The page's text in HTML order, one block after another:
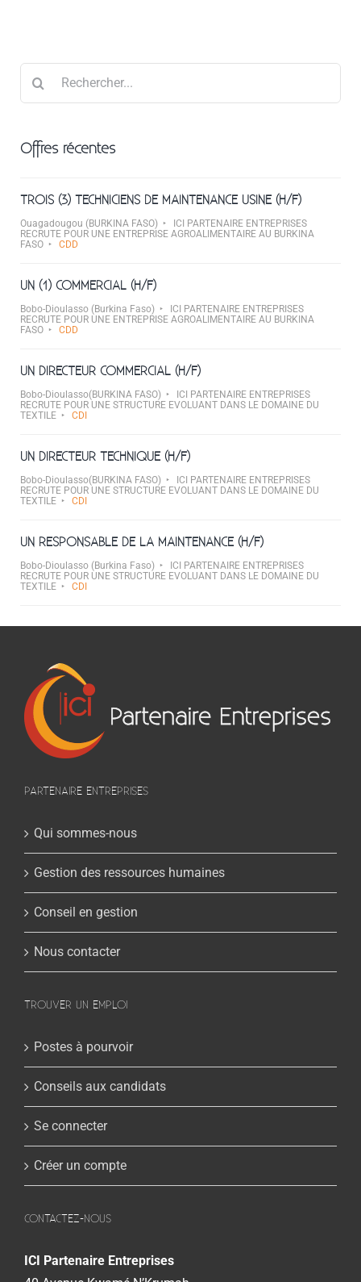
Offres récentes
TROIS (3) TECHNICIENS DE MAINTENANCE USINE (H/F)
Ouagadougou (BURKINA FASO)
ICI PARTENAIRE ENTREPRISES
RECRUTE POUR UNE ENTREPRISE AGROALIMENTAIRE AU BURKINA
FASO
CDD
UN (1) COMMERCIAL (H/F)
Bobo-Dioulasso (Burkina Faso)
ICI PARTENAIRE ENTREPRISES
RECRUTE POUR UNE ENTREPRISE AGROALIMENTAIRE AU BURKINA
FASO
CDD
UN DIRECTEUR COMMERCIAL (H/F)
Bobo-Dioulasso(BURKINA FASO)
ICI PARTENAIRE ENTREPRISES
RECRUTE POUR UNE STRUCTURE EVOLUANT DANS LE DOMAINE DU
TEXTILE
CDI
UN DIRECTEUR TECHNIQUE (H/F)
Bobo-Dioulasso(BURKINA FASO)
ICI PARTENAIRE ENTREPRISES
RECRUTE POUR UNE STRUCTURE EVOLUANT DANS LE DOMAINE DU
TEXTILE
CDI
UN RESPONSABLE DE LA MAINTENANCE (H/F)
Bobo-Dioulasso (Burkina Faso)
ICI PARTENAIRE ENTREPRISES
RECRUTE POUR UNE STRUCTURE EVOLUANT DANS LE DOMAINE DU
TEXTILE
CDI
PARTENAIRE ENTREPRISES
Qui sommes-nous
Gestion des ressources humaines
Conseil en gestion
Nous contacter
TROUVER UN EMPLOI
Postes à pourvoir
Conseils aux candidats
Se connecter
Créer un compte
CONTACTEZ-NOUS
ICI Partenaire Entreprises